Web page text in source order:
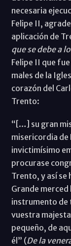
necesaria
Felipe II,
aplicación de
que se debe a
Felipe II que
males de la
corazón del
Trento:
“[…] su gran
misericordia de
invictimísimo
procurase
Trento, y así se
Grande
instrumento de
vuestra
pequeño, de
él” (De la